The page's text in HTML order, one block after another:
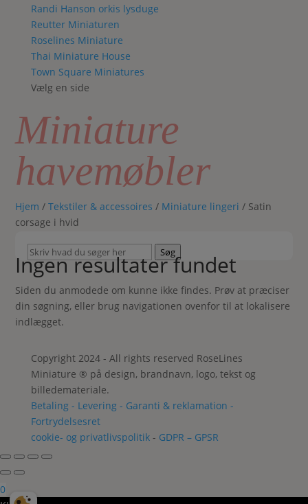
Randi Hanson orkis lysduge
Reutter Miniaturen
Roselines Miniature
Thai Miniature House
Town Square Miniatures
Vælg en side
Miniature
havemøbler
Hjem /Tekstiler & accessoires / Miniature lingeri / Satin
corsage i hvid
Skriv
hvad
søger
her
Søg
Ingen resultater fundet
Siden du anmodede om kunne ikke findes. Prøv at præciser
din søgning, eller brug navigationen ovenfor til at lokalisere
indlægget.
Copyright 2024 - All rights reserved RoseLines
Miniature ® på design, brandnavn, logo, tekst og
billedemateriale.
Betaling - Levering - Garanti & reklamation -
Fortrydelsesret
cookie- og privatlivspolitik- GDPR – GPSR
0